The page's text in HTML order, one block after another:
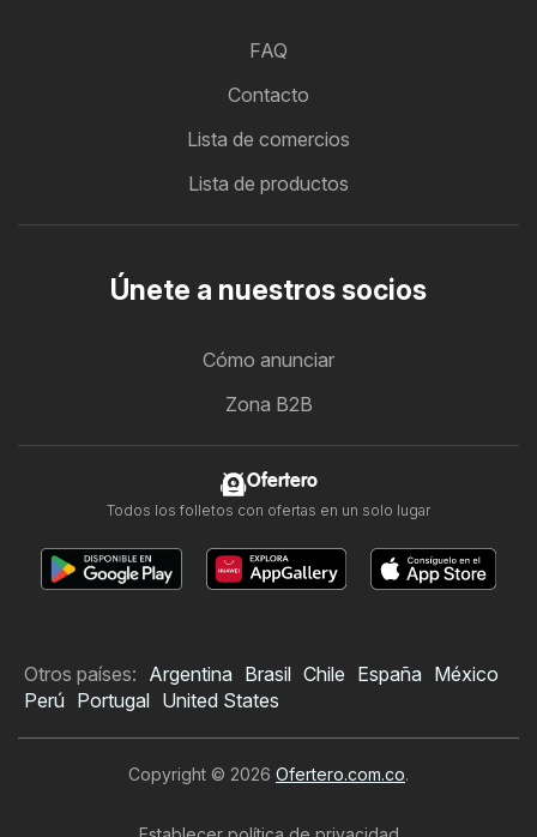
FAQ
Contacto
Lista de comercios
Lista de productos
Únete a nuestros socios
Cómo anunciar
Zona B2B
Ofertero
Todos los folletos con ofertas en un solo lugar
Otros países: Argentina Brasil Chile España México
Perú Portugal United States
Copyright © 2026 Ofertero.com.co.